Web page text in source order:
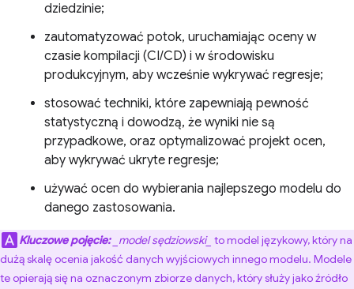
dziedzinie;
zautomatyzować potok, uruchamiając oceny w
czasie kompilacji (CI/CD) i w środowisku
produkcyjnym, aby wcześnie wykrywać regresje;
stosować techniki, które zapewniają pewność
statystyczną i dowodzą, że wyniki nie są
przypadkowe, oraz optymalizować projekt ocen,
aby wykrywać ukryte regresje;
używać ocen do wybierania najlepszego modelu do
danego zastosowania.
Kluczowe pojęcie:_model sędziowski_ to model językowy, który na
dużą skalę ocenia jakość danych wyjściowych innego modelu. Modele
te opierają się na oznaczonym zbiorze danych, który służy jako źródło